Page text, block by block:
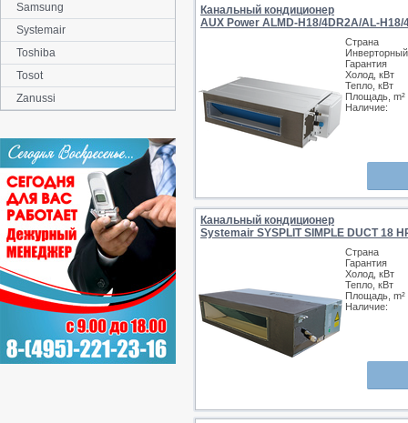
Канальный кондиционер
AUX Power ALMD-H18/4DR2A/AL-H18/
Страна
Инверторный
Гарантия
Холод, кВт
Тепло, кВт
Площадь, m²
Наличие:
Канальный кондиционер
Systemair SYSPLIT SIMPLE DUCT 18
Страна
Гарантия
Холод, кВт
Тепло, кВт
Площадь, m²
Наличие:
Samsung
Systemair
Toshiba
Tosot
Zanussi